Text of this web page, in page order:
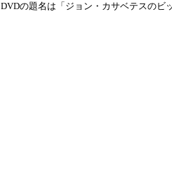
DVDの題名は「ジョン・カサベテスのビ